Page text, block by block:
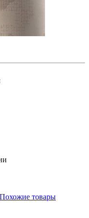
Похожие товары